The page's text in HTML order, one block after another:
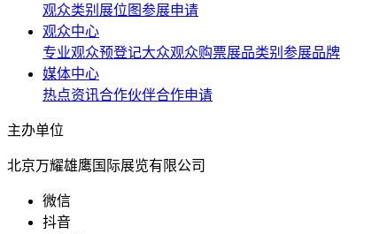
观众类别 展位图参展申请
观众中心
专业观众预登记大众观众购票展品类别 参展品牌
媒体中心
热点资讯合作伙伴合作申请
主办单位
北京万耀雄鹰国际展览有限公司
微信
抖音